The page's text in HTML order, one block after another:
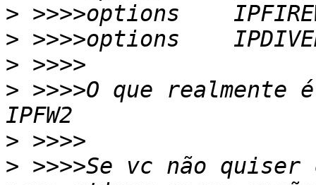
>
>
>
> >>>>O que realmente
>
> >>>>Se vc não